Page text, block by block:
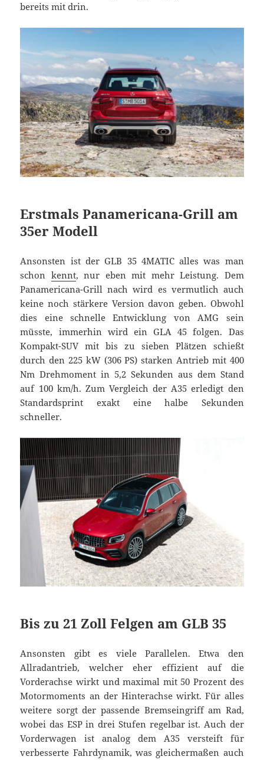
bereits mit drin.
Erstmals Panamericana-Grill am
35er Modell
Ansonsten ist der GLB 35 4MATIC alles was man
schon kennt, nur eben mit mehr Leistung. Dem
Panamericana-Grill nach wird es vermutlich auch
keine noch stärkere Version davon geben. Obwohl
dies eine schnelle Entwicklung von AMG sein
müsste, immerhin wird ein GLA 45 folgen. Das
Kompakt-SUV mit bis zu sieben Plätzen schießt
durch den 225 kW (306 PS) starken Antrieb mit 400
Nm Drehmoment in 5,2 Sekunden aus dem Stand
auf 100 km/h. Zum Vergleich der A35 erledigt den
Standardsprint exakt eine halbe Sekunden
schneller.
Bis zu 21 Zoll Felgen am GLB 35
Ansonsten gibt es viele Parallelen. Etwa den
Allradantrieb, welcher eher effizient auf die
Vorderachse wirkt und maximal mit 50 Prozent des
Motormoments an der Hinterachse wirkt. Für alles
weitere sorgt der passende Bremseingriff am Rad,
wobei das ESP in drei Stufen regelbar ist. Auch der
Vorderwagen ist analog dem A35 versteift für
verbesserte Fahrdynamik, was gleichermaßen auch